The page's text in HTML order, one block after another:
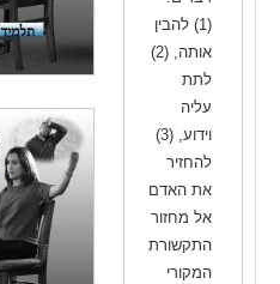
(1) להבין
אותה, (2)
לתת
עליה
וידוע, (3)
להחזיר
את האדם
אל מחזור
התקשורת
המקורי